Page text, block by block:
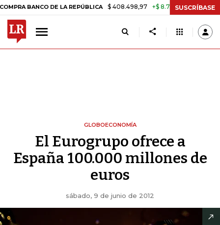
DE LA REPÚBLICA $ 408.498,97 +$ 8.753,81 +2,19% TASA DE
SUSCRÍBASE
GLOBOECONOMÍA
El Eurogrupo ofrece a
España 100.000 millones de
euros
sábado, 9 de junio de 2012